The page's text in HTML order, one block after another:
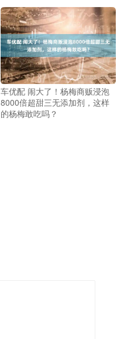
车优配 闹大了！杨梅商贩浸泡
8000倍超甜三无添加剂，这样
的杨梅敢吃吗？